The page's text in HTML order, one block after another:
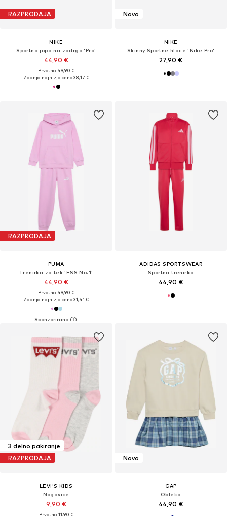
RAZPRODAJA
NIKE
Športna jopa na zadrgo 'Pro'
44,90 €
Prvotno: 49,90 €
Zadnja najnižja cena38,17 €
Novo
NIKE
Skinny Športne hlače 'Nike Pro'
27,90 €
RAZPRODAJA
PUMA
Trenirka za tek 'ESS No.1'
44,90 €
Prvotno: 49,90 €
Zadnja najnižja cena31,41 €
ADIDAS SPORTSWEAR
Športna trenirka
44,90 €
3 delno pakiranje
RAZPRODAJA
LEVI'S KIDS
Nogavice
9,90 €
Novo
GAP
Obleka
44,90 €